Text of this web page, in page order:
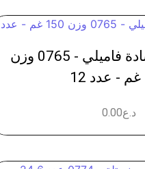
كريم شانتي سادة فاميلي - 0765 وزن
د.ع0.00